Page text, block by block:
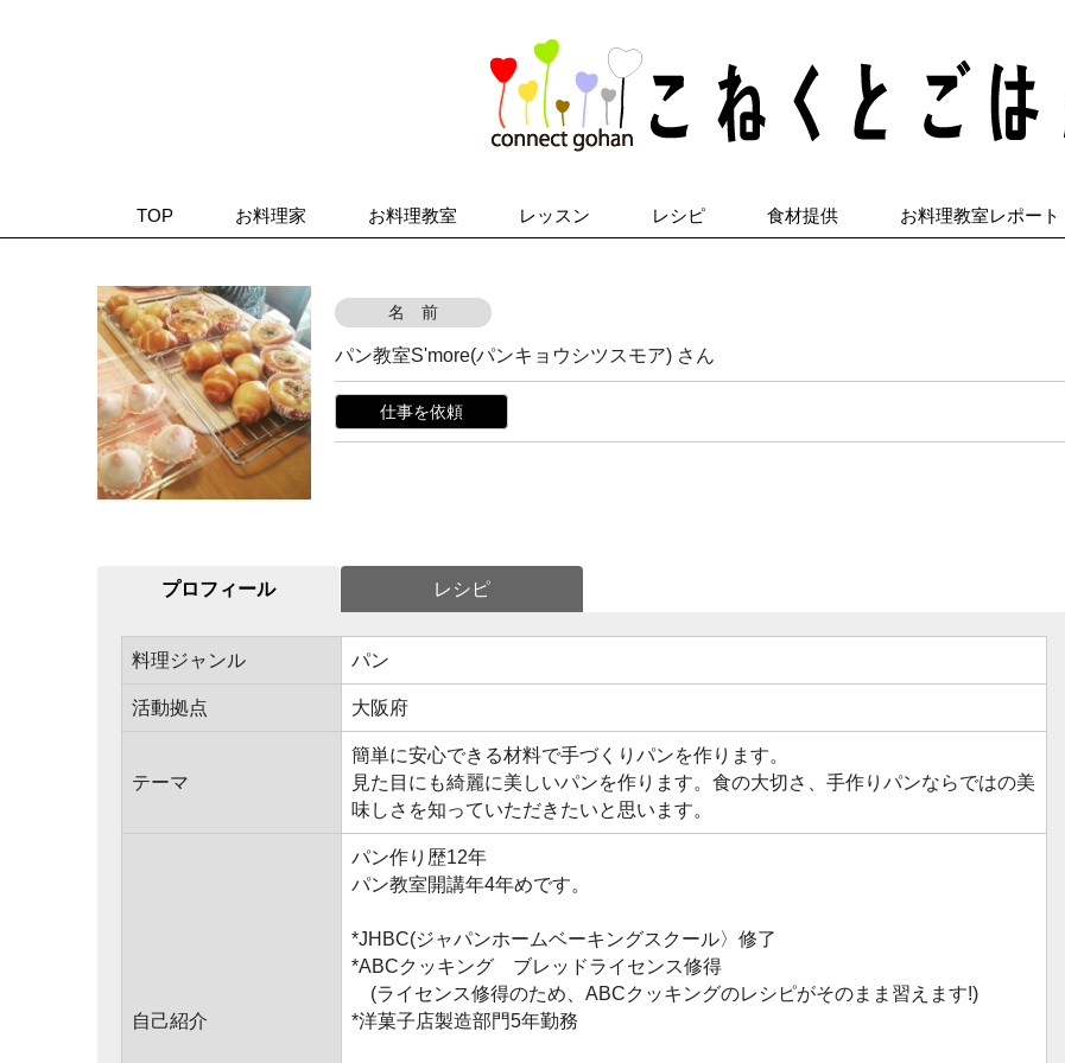
TOP お料理家 お料理教室 レッスン レシピ 食材提供 お料理教室レポート
名 前
パン教室S'more(パンキョウシツスモア) さん
仕事を依頼
プロフィール レシピ
料理ジャンル パン
活動拠点 大阪府
テーマ
簡単に安心できる材料で手づくりパンを作ります。
見た目にも綺麗に美しいパンを作ります。食の大切さ、手作りパンならではの美
味しさを知っていただきたいと思います。
自己紹介
パン作り歴12年
パン教室開講年4年めです。
*JHBC(ジャパンホームベーキングスクール〉修了
*ABCクッキング ブレッドライセンス修得
(ライセンス修得のため、ABCクッキングのレシピがそのまま習えます!)
*洋菓子店製造部門5年勤務